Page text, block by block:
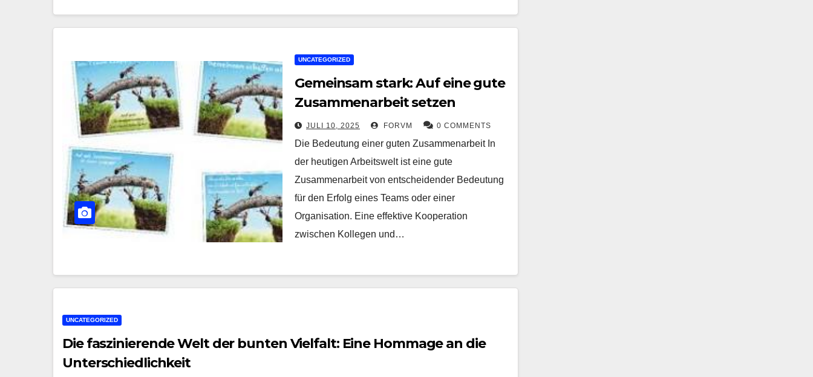
UNCATEGORIZED
Gemeinsam stark: Auf eine gute
Zusammenarbeit setzen
JULI 10, 2025 FORVM 0 COMMENTS
Die Bedeutung einer guten Zusammenarbeit In
der heutigen Arbeitswelt ist eine gute
Zusammenarbeit von entscheidender Bedeutung
für den Erfolg eines Teams oder einer
Organisation. Eine effektive Kooperation
zwischen Kollegen und…
UNCATEGORIZED
Die faszinierende Welt der bunten Vielfalt: Eine Hommage an die
Unterschiedlichkeit